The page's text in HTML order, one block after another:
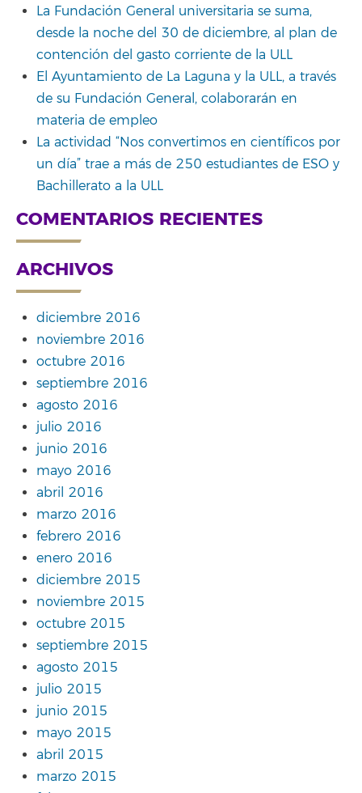
La Fundación General universitaria se suma,
desde la noche del 30 de diciembre, al plan de
contención del gasto corriente de la ULL
El Ayuntamiento de La Laguna y la ULL, a través
de su Fundación General, colaborarán en
materia de empleo
La actividad “Nos convertimos en científicos por
un día” trae a más de 250 estudiantes de ESO y
Bachillerato a la ULL
COMENTARIOS RECIENTES
ARCHIVOS
diciembre 2016
noviembre 2016
octubre 2016
septiembre 2016
agosto 2016
julio 2016
junio 2016
mayo 2016
abril 2016
marzo 2016
febrero 2016
enero 2016
diciembre 2015
noviembre 2015
octubre 2015
septiembre 2015
agosto 2015
julio 2015
junio 2015
mayo 2015
abril 2015
marzo 2015